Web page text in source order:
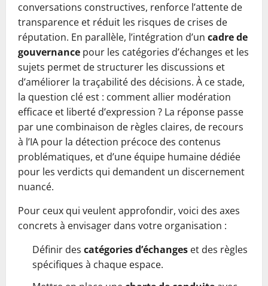
conversations constructives, renforce l’attente de
transparence et réduit les risques de crises de
réputation. En parallèle, l’intégration d’un cadre de
gouvernance pour les catégories d’échanges et les
sujets permet de structurer les discussions et
d’améliorer la traçabilité des décisions. À ce stade,
la question clé est : comment allier modération
efficace et liberté d’expression ? La réponse passe
par une combinaison de règles claires, de recours
à l’IA pour la détection précoce des contenus
problématiques, et d’une équipe humaine dédiée
pour les verdicts qui demandent un discernement
nuancé.
Pour ceux qui veulent approfondir, voici des axes
concrets à envisager dans votre organisation :
Définir des catégories d’échanges et des règles
spécifiques à chaque espace.